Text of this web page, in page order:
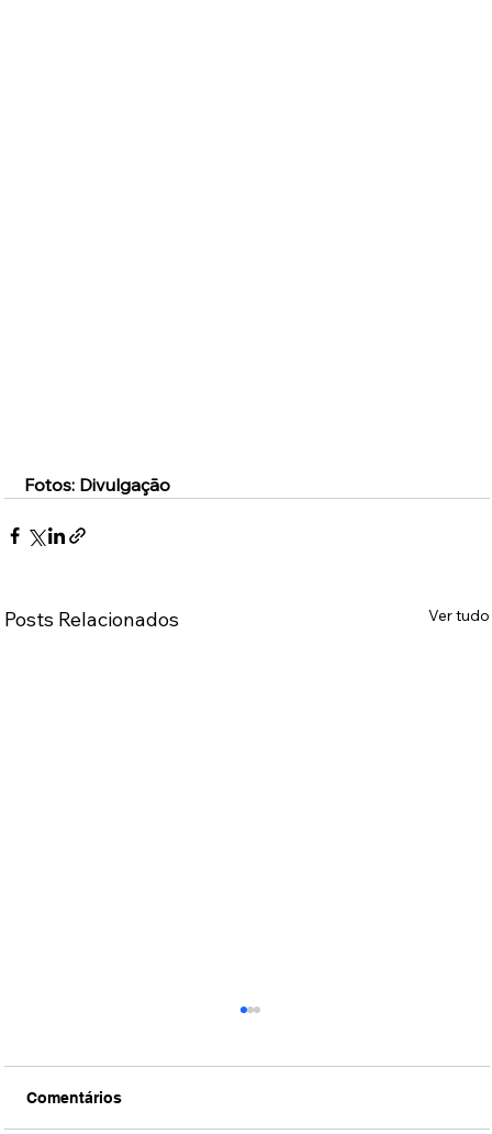
Fotos: Divulgação
Posts Relacionados Ver tudo
Comentários